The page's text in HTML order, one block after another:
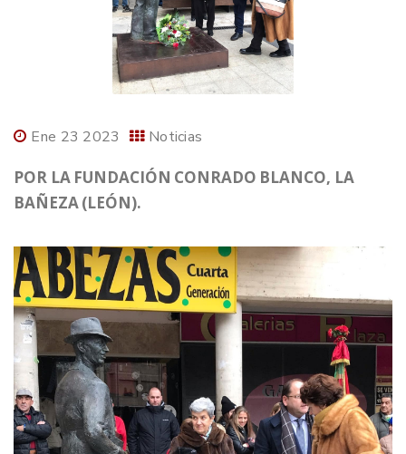
Ene 23 2023 Noticias
POR LA FUNDACIÓN CONRADO BLANCO, LA
BAÑEZA (LEÓN).